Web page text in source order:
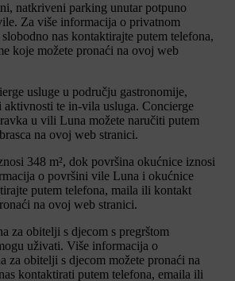
natkriveni parking unutar potpuno
Za više informacija o privatnom
nas kontaktirajte putem telefona,
koje možete pronaći na ovoj web
usluge u području gastronomije,
aktivnosti te in-vila usluga. Concierge
u vili Luna možete naručiti putem
na ovoj web stranici.
348 m², dok površina okućnice iznosi
o površini vile Luna i okućnice
putem telefona, maila ili kontakt
na ovoj web stranici.
za obitelji s djecom s pregrštom
uživati. Više informacija o
za obitelji s djecom možete pronaći na
kontaktirati putem telefona, emaila ili